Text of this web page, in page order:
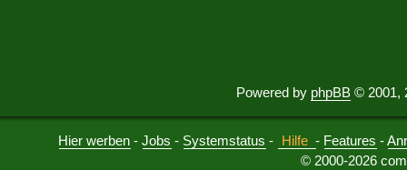
Powered by phpBB © 2001,
Hier werben -Jobs - Systemstatus - Hilfe - Features -
© 2000-2026